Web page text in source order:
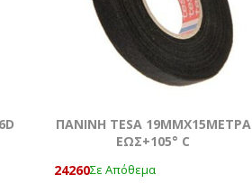
ΠΑΝΙΝH TESA 19MMΧ15ΜΕΤΡΑ
ΕΩΣ+105° C
24260Σε Απόθεμα